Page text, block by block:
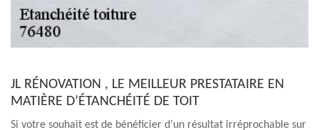
JL RÉNOVATION , LE MEILLEUR PRESTATAIRE EN
MATIÈRE D’ÉTANCHÉITÉ DE TOIT
Si votre souhait est de bénéficier d’un résultat irréprochable sur